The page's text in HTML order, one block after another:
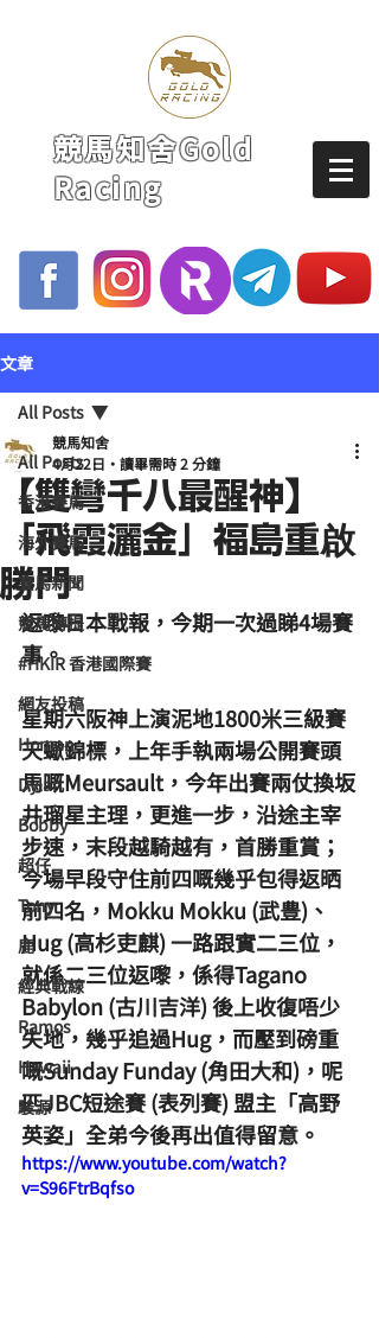
競馬知舍Gold
Racing
文章
All Posts
香港賽馬
海外賽馬
賽馬新聞
競馬磚提
#HKIR 香港國際賽
網友投稿
Homan
Dylan
Bobby
超仔
Tony
鹿
經典戰線
Ramos
Hawaii
駿源
All Posts
【雙彎千八最醒神】
「飛霞灑金」福島重啟
勝門
競馬知舍
4月22日
讀畢需時 2 分鐘
返嚟日本戰報，今期一次過睇4場賽
事。
星期六阪神上演泥地1800米三級賽
天蠍錦標，上年手執兩場公開賽頭
馬嘅Meursault，今年出賽兩仗換坂
井瑠星主理，更進一步，沿途主宰
步速，末段越騎越有，首勝重賞；
今場早段守住前四嘅幾乎包得返晒
前四名，Mokku Mokku (武豊)、
Hug (高杉吏麒) 一路跟實二三位，
就係二三位返嚟，係得Tagano
Babylon (古川吉洋) 後上收復唔少
失地，幾乎追過Hug，而壓到磅重
嘅Sunday Funday (角田大和)，呢
匹JBC短途賽 (表列賽) 盟主「高野
英姿」全弟今後再出值得留意。
https://www.youtube.com/watch?
v=S96FtrBqfso